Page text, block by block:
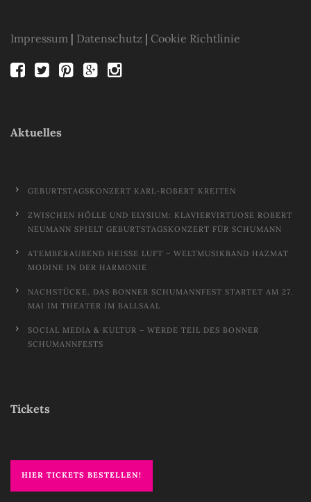
Impressum | Datenschutz | Cookie Richtlinie
Aktuelles
GEBURTSTAGSKONZERT KARL-ROBERT KREITEN
ZWISCHEN HÖLLE UND ELYSIUM: KLAVIERVIRTUOSE ROBERT
NEUMANN SPIELT GEBURTSTAGSKONZERT FÜR SCHUMANN
ATEMBERAUBEND HEISSE LUFT – WELTMUSIKBAND HAZMAT M
ODINE IN DER HARMONIE
NACHSTÜCKE. DAS BONNER SCHUMANNFEST STARTET AM 27.
MAI IM THEATER IM BALLSAAL
SOCIAL MEDIA & KULTUR – WERDE TEIL DES BONNER
SCHUMANNFESTS
Tickets
HIER TICKETS BESTELLEN!